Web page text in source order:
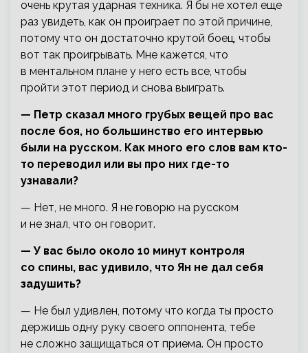
очень крутая ударная техника. Я бы не хотел еще
раз увидеть, как он проиграет по этой причине,
потому что он достаточно крутой боец, чтобы
вот так проигрывать. Мне кажется, что
в ментальном плане у него есть все, чтобы
пройти этот период и снова выиграть.
— Петр сказал много грубых вещей про вас
после боя, но большинство его интервью
были на русском. Как много его слов вам кто-
то переводил или вы про них где-то
узнавали?
— Нет, не много. Я не говорю на русском
и не знал, что он говорит.
— У вас было около 10 минут контроля
со спины, вас удивило, что Ян не дал себя
задушить?
— Не был удивлен, потому что когда ты просто
держишь одну руку своего оппонента, тебе
не сложно защищаться от приема. Он просто